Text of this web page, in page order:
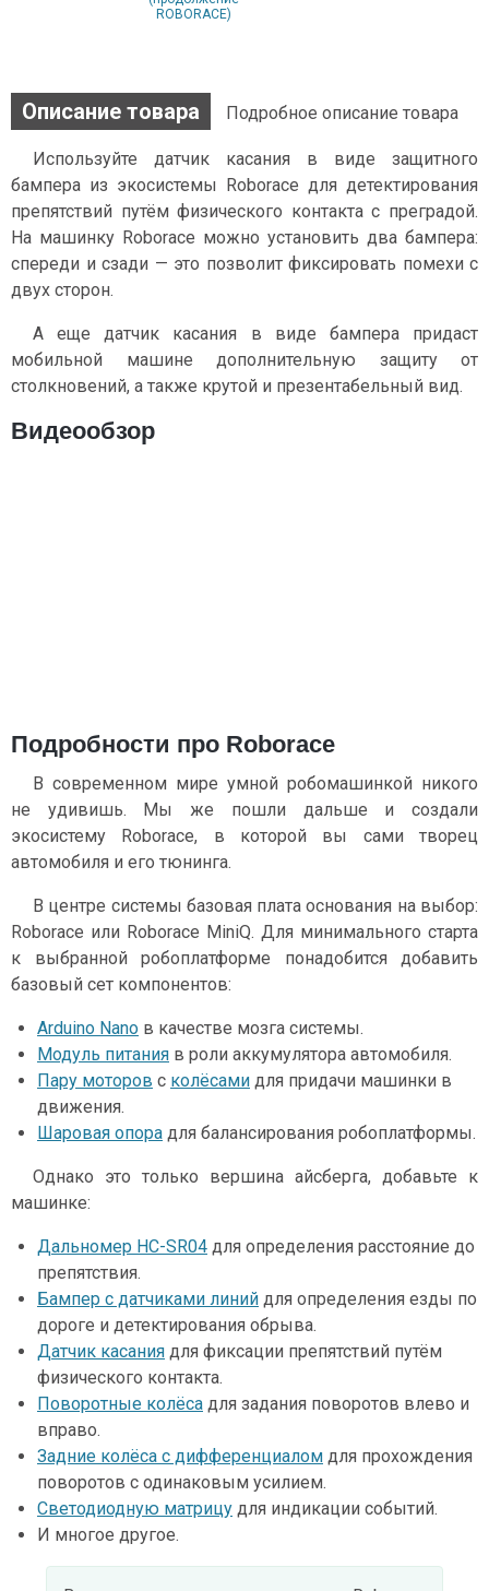
ROBORACE)
Описание товара Подробное описание товара
Используйте датчик касания в виде защитного
бампера из экосистемы Roborace для детектирования
препятствий путём физического контакта с преградой.
На машинку Roborace можно установить два бампера:
спереди и сзади — это позволит фиксировать помехи с
двух сторон.
А еще датчик касания в виде бампера придаст
мобильной машине дополнительную защиту от
столкновений, а также крутой и презентабельный вид.
Видеообзор
Подробности про Roborace
В современном мире умной робомашинкой никого
не удивишь. Мы же пошли дальше и создали
экосистему Roborace, в которой вы сами творец
автомобиля и его тюнинга.
В центре системы базовая плата основания на выбор:
Roborace или Roborace MiniQ. Для минимального старта
к выбранной робоплатформе понадобится добавить
базовый сет компонентов:
Arduino Nano в качестве мозга системы.
Модуль питания в роли аккумулятора автомобиля.
Пару моторов с колёсами для придачи машинки в
движения.
Шаровая опора для балансирования робоплатформы.
Однако это только вершина айсберга, добавьте к
машинке:
Дальномер HC-SR04 для определения расстояние до
препятствия.
Бампер с датчиками линий для определения езды по
дороге и детектирования обрыва.
Датчик касания для фиксации препятствий путём
физического контакта.
Поворотные колёса для задания поворотов влево и
вправо.
Задние колёса с дифференциалом для прохождения
поворотов с одинаковым усилием.
Светодиодную матрицу для индикации событий.
И многое другое.